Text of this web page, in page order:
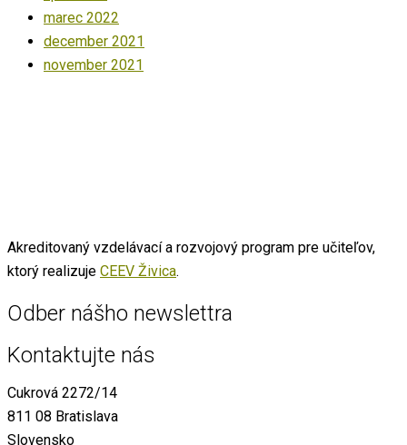
marec 2022
december 2021
november 2021
Akreditovaný vzdelávací a rozvojový program pre učiteľov,
ktorý realizuje CEEV Živica.
Odber nášho newslettra
Kontaktujte nás
Cukrová 2272/14
811 08 Bratislava
Slovensko